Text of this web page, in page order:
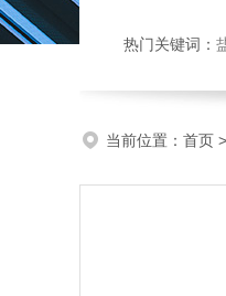
热门关键词：
当前位置： 首页 >